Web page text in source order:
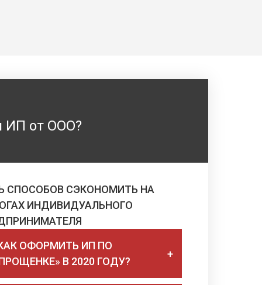
ИП от ООО?
СПОСОБОВ СЭКОНОМИТЬ НА
ИНДИВИДУАЛЬНОГО
ОФОРМИТЬ ИП ПО
В 2020 ГОДУ?